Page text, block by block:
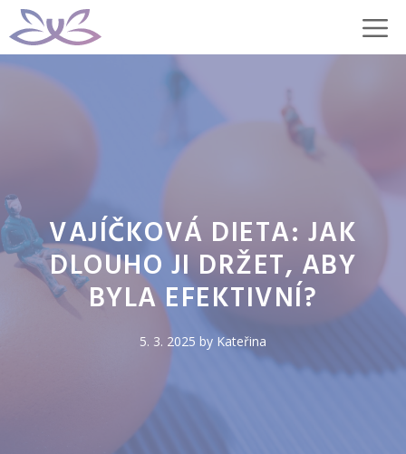
Přeskočit
na
obsah
VAJÍČKOVÁ DIETA: JAK
DLOUHO JI DRŽET, ABY
BYLA EFEKTIVNÍ?
5. 3. 2025 by Kateřina